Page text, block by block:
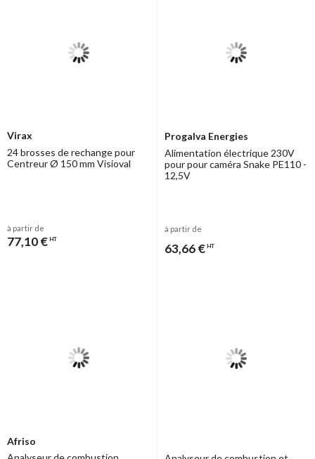
Virax
24 brosses de rechange pour
Centreur Ø 150 mm Visioval
à partir de
77,10 € HT
Progalva Energies
Alimentation électrique 230V
pour pour caméra Snake PE110 -
12,5V
à partir de
63,66 € HT
Afriso